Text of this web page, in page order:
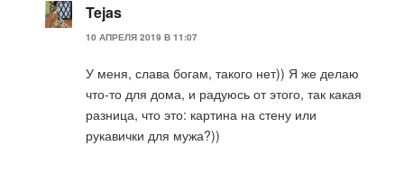
Tejas
10 АПРЕЛЯ 2019 В 11:07
У меня, слава богам, такого нет)) Я же делаю
что-то для дома, и радуюсь от этого, так какая
разница, что это: картина на стену или
рукавички для мужа?))